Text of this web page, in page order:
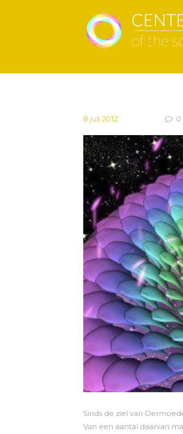
8 juli 2012 0
Sinds de ziel van
Van een aantal daarvan